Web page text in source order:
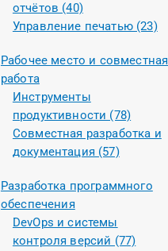
отчётов (40)
Управление печатью (23)
Рабочее место и совместная
работа
Инструменты
продуктивности (78)
Совместная разработка и
документация (57)
Разработка программного
обеспечения
DevOps и системы
контроля версий (77)